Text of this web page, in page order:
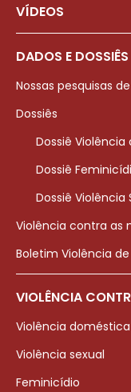
VÍDEOS
DADOS E DOSSIÊS
Nossas pesquisas
Dossiês
Dossiê
Dossiê
Dossiê Violência
Violência contra as
Boletim Violência
VIOLÊNCIA
Violência
Violência sexual
Feminicídio